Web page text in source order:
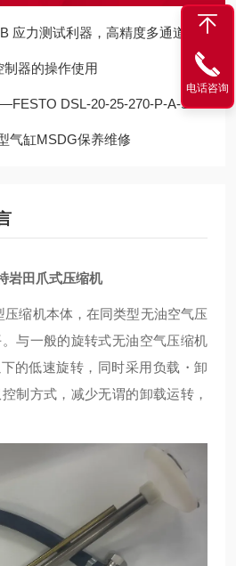
测试利器，高精度多通道应变采集专家
制器的操作使用
DSL-20-25-270-P-A-S2-B直线摆动组合缸
气缸MSDG保养维修
岩田爪式压缩机
缩机本体，在同类型无油空气压
与一般的旋转式无油空气压缩机
的低速旋转，同时采用负载・卸
制方式，减少无谓的卸载运转，
电话咨询